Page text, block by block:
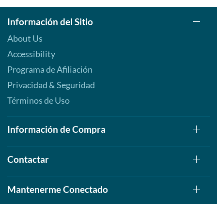
Información del Sitio
About Us
Accessibility
Programa de Afiliación
Privacidad & Seguridad
Términos de Uso
Información de Compra
Contactar
Mantenerme Conectado